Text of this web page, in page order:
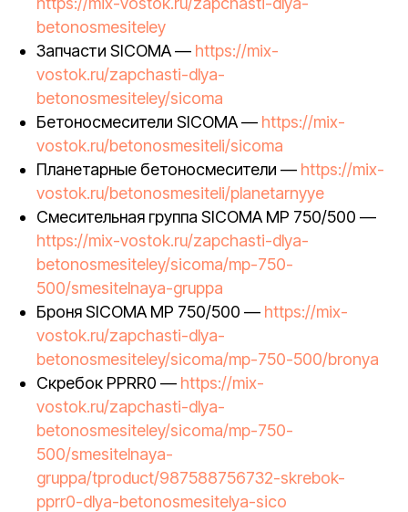
betonosmesiteley
Запчасти SICOMA — https://mix-
vostok.ru/zapchasti-dlya-
betonosmesiteley/sicoma
Бетоносмесители SICOMA — https://mix-
vostok.ru/betonosmesiteli/sicoma
Планетарные бетоносмесители — https://mix-
vostok.ru/betonosmesiteli/planetarnyye
Смесительная группа SICOMA MP 750/500 —
https://mix-vostok.ru/zapchasti-dlya-
betonosmesiteley/sicoma/mp-750-
500/smesitelnaya-gruppa
Броня SICOMA MP 750/500 — https://mix-
vostok.ru/zapchasti-dlya-
betonosmesiteley/sicoma/mp-750-500/bronya
Скребок PPRR0 — https://mix-
vostok.ru/zapchasti-dlya-
betonosmesiteley/sicoma/mp-750-
500/smesitelnaya-
gruppa/tproduct/987588756732-skrebok-
pprr0-dlya-betonosmesitelya-sico